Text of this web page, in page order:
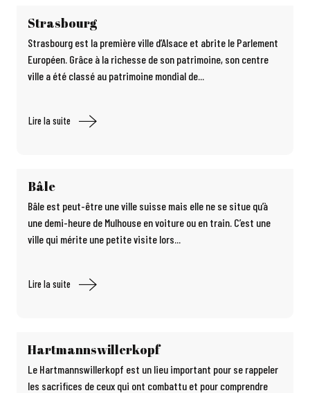
Strasbourg
Strasbourg est la première ville d’Alsace et abrite le Parlement
Européen. Grâce à la richesse de son patrimoine, son centre
ville a été classé au patrimoine mondial de...
Lire la suite
Bâle
Bâle est peut-être une ville suisse mais elle ne se situe qu’à
une demi-heure de Mulhouse en voiture ou en train. C’est une
ville qui mérite une petite visite lors...
Lire la suite
Hartmannswillerkopf
Le Hartmannswillerkopf est un lieu important pour se rappeler
les sacrifices de ceux qui ont combattu et pour comprendre